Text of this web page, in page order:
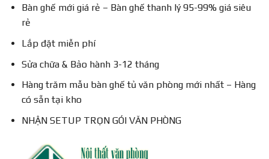
Bàn ghế mới giá rẻ – Bàn ghế thanh lý 95-99% giá siêu
rẻ
Lắp đặt miễn phí
Sửa chữa & Bảo hành 3-12 tháng
Hàng trăm mẫu bàn ghế tủ văn phòng mới nhất – Hàng
có sẵn tại kho
NHẬN SETUP TRỌN GÓI VĂN PHÒNG